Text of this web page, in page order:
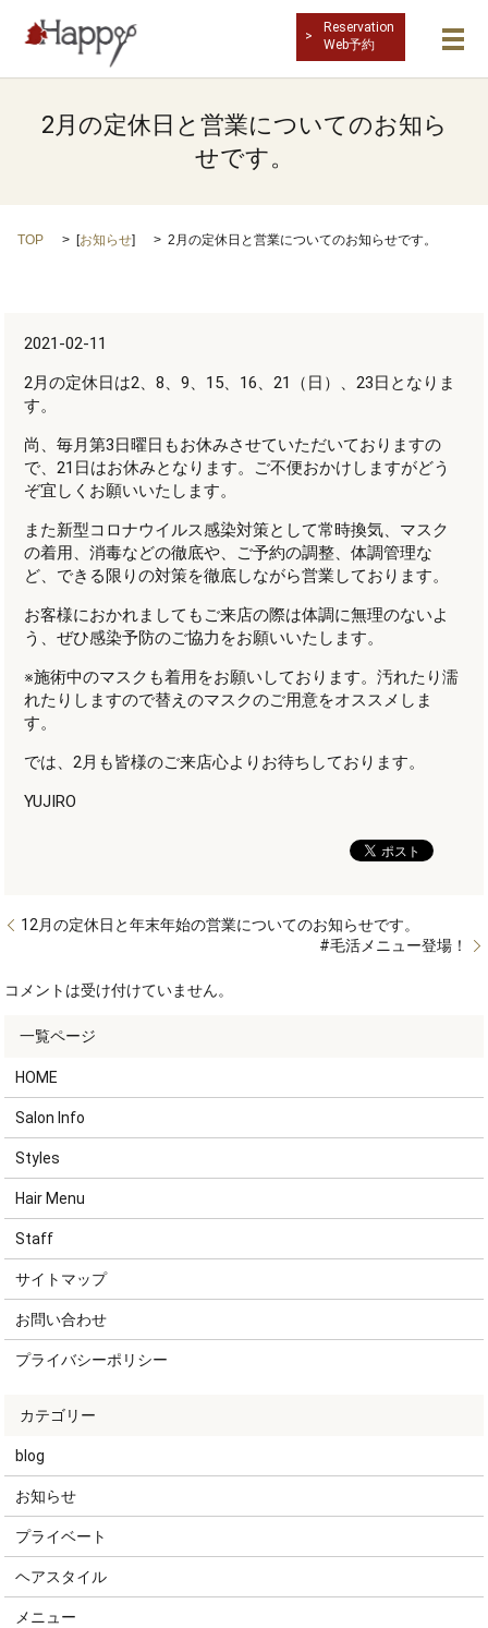
Reservation
Web予約
メ
2月の定休日と営業についてのお知ら
せです。
TOP [お知らせ] 2月の定休日と営業についてのお知らせです。
2021-02-11
2月の定休日は2、8、9、15、16、21（日）、23日となりま
す。
尚、毎月第3日曜日もお休みさせていただいておりますの
で、21日はお休みとなります。ご不便おかけしますがどう
ぞ宜しくお願いいたします。
また新型コロナウイルス感染対策として常時換気、マスク
の着用、消毒などの徹底や、ご予約の調整、体調管理な
ど、できる限りの対策を徹底しながら営業しております。
お客様におかれましてもご来店の際は体調に無理のないよ
う、ぜひ感染予防のご協力をお願いいたします。
※施術中のマスクも着用をお願いしております。汚れたり濡
れたりしますので替えのマスクのご用意をオススメしま
す。
では、2月も皆様のご来店心よりお待ちしております。
YUJIRO
12月の定休日と年末年始の営業についてのお知らせです。
#毛活メニュー登場！
コメントは受け付けていません。
HOME
Salon Info
Styles
Hair Menu
Staff
サイトマップ
お問い合わせ
プライバシーポリシー
blog
お知らせ
プライベート
ヘアスタイル
メニュー